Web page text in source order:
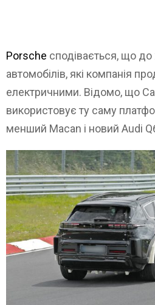
Porsche сподівається, що до
автомобілів, які компанія
електричними. Відомо, що
використовує ту саму
менший Macan і новий Audi